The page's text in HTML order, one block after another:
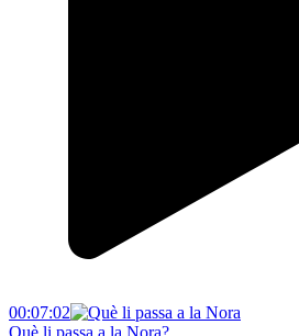
00:07:02
Què li passa a la Nora?